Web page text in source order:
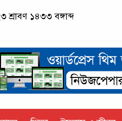
১৪৩৩ বঙ্গাব্দ